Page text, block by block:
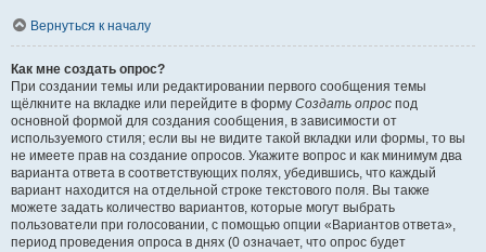
Вернуться к началу
Как мне создать опрос?
При создании темы или редактировании первого сообщения темы
щёлкните на вкладке или перейдите в форму Создать опрос под
основной формой для создания сообщения, в зависимости от
используемого стиля; если вы не видите такой вкладки или формы, то вы
не имеете прав на создание опросов. Укажите вопрос и как минимум два
варианта ответа в соответствующих полях, убедившись, что каждый
вариант находится на отдельной строке текстового поля. Вы также
можете задать количество вариантов, которые могут выбрать
пользователи при голосовании, с помощью опции «Вариантов ответа»,
период проведения опроса в днях (0 означает, что опрос будет